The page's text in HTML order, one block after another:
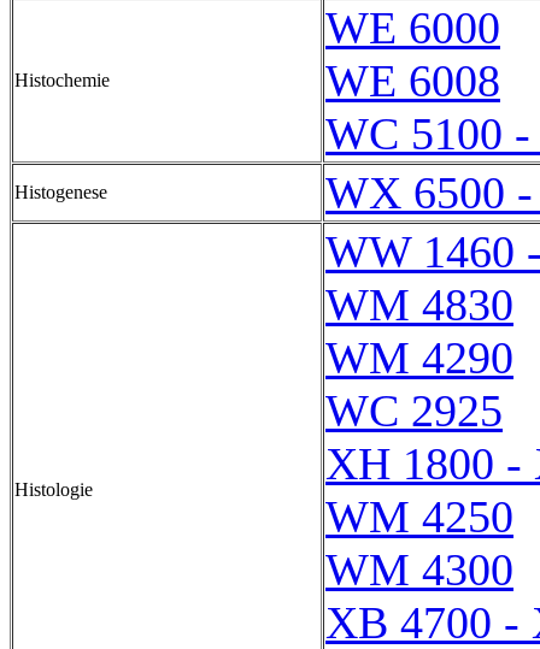
Histochemie
WE 6000
WE 6008
WC 5100
Histogenese WX 6500
Histologie
WW 1460
WM 4830
WM 4290
WC 2925
XH 1800 -
WM 4250
WM 4300
XB 4700 -